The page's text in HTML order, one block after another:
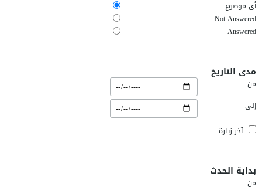
أي موضوع
Not Answered
Answered
مدى التاريخ
من
إلى
آخر زيارة
بداية الحدث
من